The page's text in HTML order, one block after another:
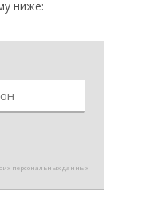
ниже:
персональных данных